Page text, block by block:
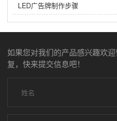
LED广告牌制作步骤
如果您对我们的产品感兴趣欢
复，快来提交信息吧！